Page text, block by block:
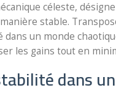
céleste,
stable.
un monde
les gains tout en
dans